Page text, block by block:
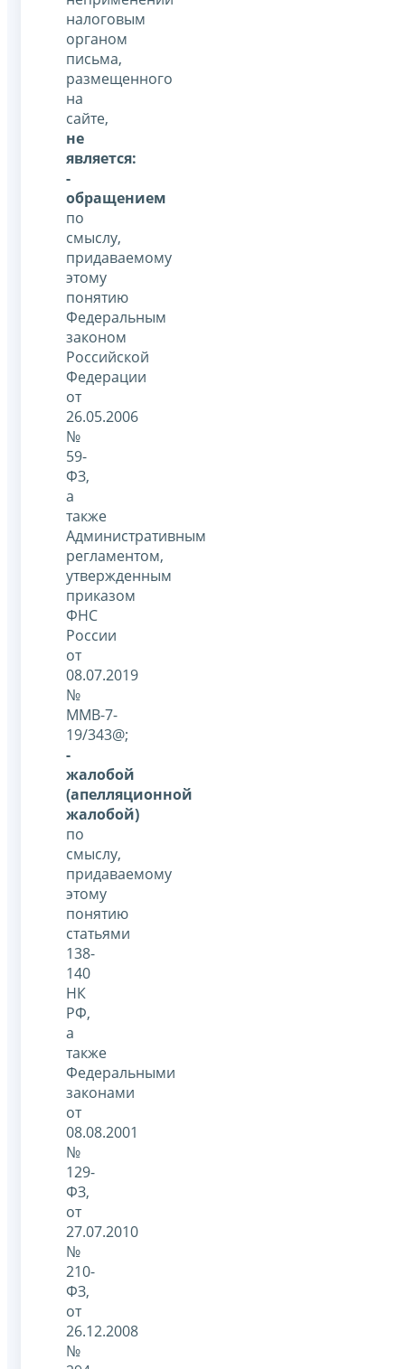
налоговым
органом
письма,
размещенного
на
сайте,
не
является:
-
обращением
по
смыслу,
придаваемому
этому
понятию
Федеральным
законом
Российской
Федерации
от
26.05.2006
№
59-
ФЗ,
а
также
Административным
регламентом,
утвержденным
приказом
ФНС
России
от
08.07.2019
№
ММВ-7-
19/343@;
-
жалобой
(апелляционной
жалобой)
по
смыслу,
придаваемому
этому
понятию
статьями
138-
140
НК
РФ,
а
также
Федеральными
законами
от
08.08.2001
№
129-
ФЗ,
от
27.07.2010
№
210-
ФЗ,
от
26.12.2008
№